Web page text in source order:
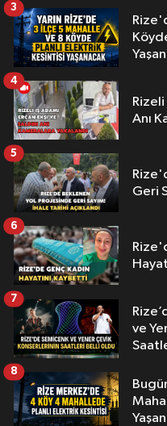
3
Rizeli
Anı
4
Geri
5
6
ve
7
8